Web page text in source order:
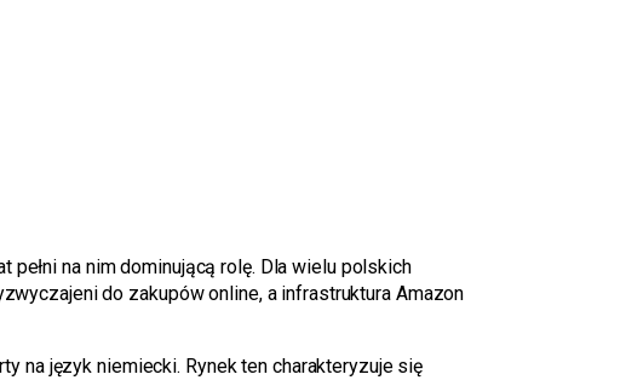
pełni na nim dominującą rolę. Dla wielu polskich
do zakupów online, a infrastruktura Amazon
na język niemiecki. Rynek ten charakteryzuje się